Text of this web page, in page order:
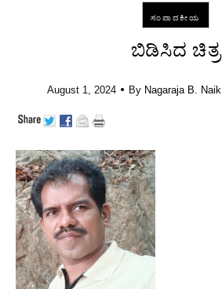
ಸಂಪಾದಕೀಯ
ಬಿಡಿಸಿದ ಚಿತ್ರ
August 1, 2024 • By Nagaraja B. Naik